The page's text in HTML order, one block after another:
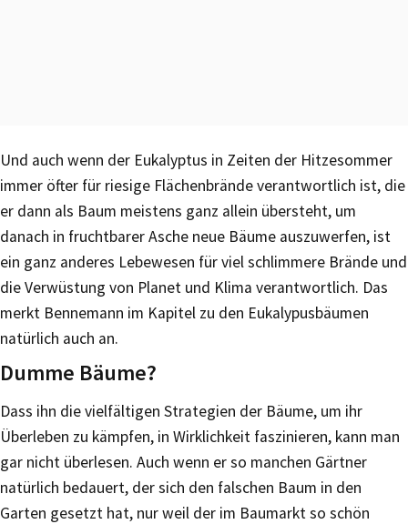
Und auch wenn der Eukalyptus in Zeiten der Hitzesommer
immer öfter für riesige Flächenbrände verantwortlich ist, die
er dann als Baum meistens ganz allein übersteht, um
danach in fruchtbarer Asche neue Bäume auszuwerfen, ist
ein ganz anderes Lebewesen für viel schlimmere Brände und
die Verwüstung von Planet und Klima verantwortlich. Das
merkt Bennemann im Kapitel zu den Eukalypusbäumen
natürlich auch an.
Dumme Bäume?
Dass ihn die vielfältigen Strategien der Bäume, um ihr
Überleben zu kämpfen, in Wirklichkeit faszinieren, kann man
gar nicht überlesen. Auch wenn er so manchen Gärtner
natürlich bedauert, der sich den falschen Baum in den
Garten gesetzt hat, nur weil der im Baumarkt so schön